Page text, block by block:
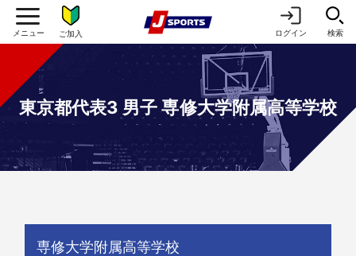
ご加入 ログイン 検索
東京都代表3 男子 専修大学附属高等学校
専修大学附属高等学校